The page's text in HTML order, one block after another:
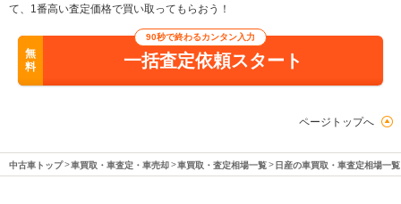
て、1番高い査定価格で買い取ってもらおう！
無
料
90秒で終わるカンタン入力
一括査定依頼スタート
ページトップへ
中古車トップ 車買取・車査定・車売却 車買取・査定相場一覧 日産の車買取・車査定相場一覧